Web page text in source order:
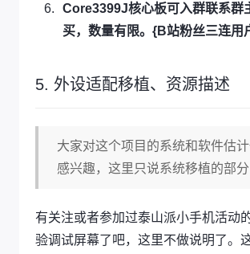
Core3399J核心板可入群联系群
买，数量有限。{B站粉丝三连用
5. 外设适配移植、资源描述
大家对这个项目的系统和软件估
感兴趣，这里只说系统移植的部分
有关注或者参加过泰山派小手机活动
验调试屏幕了吧，这里不做说明了。